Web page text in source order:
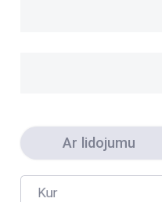
Ar lidojumu
Kur